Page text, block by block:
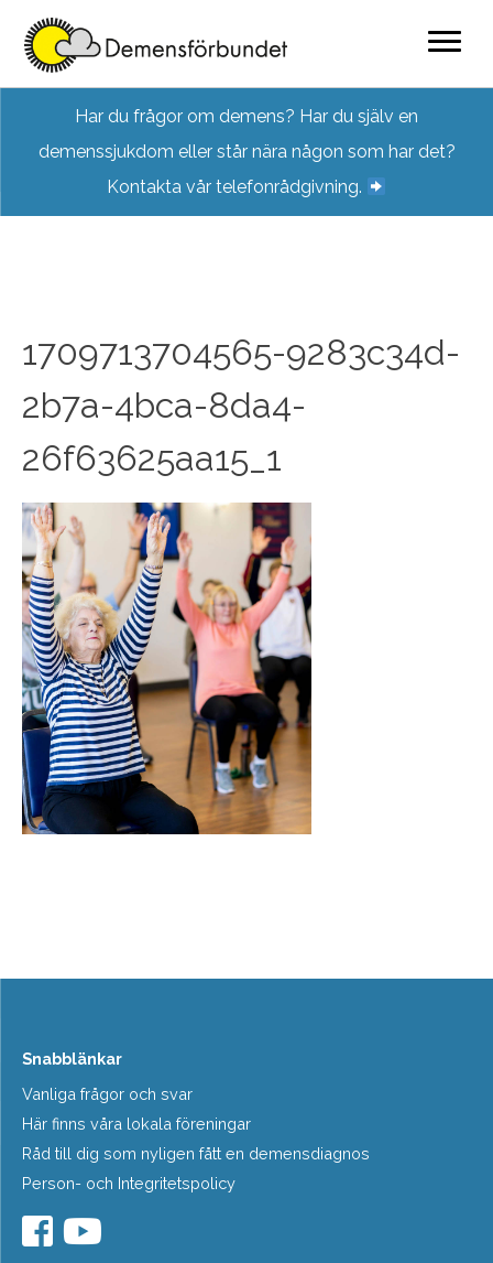
content
Har du frågor om demens? Har du själv en
demenssjukdom eller står nära någon som har det?
Kontakta vår telefonrådgivning.
1709713704565-9283c34d-
2b7a-4bca-8da4-
26f63625aa15_1
Snabblänkar
Vanliga frågor och svar
Här finns våra lokala föreningar
Råd till dig som nyligen fått en demensdiagnos
Person- och Integritetspolicy